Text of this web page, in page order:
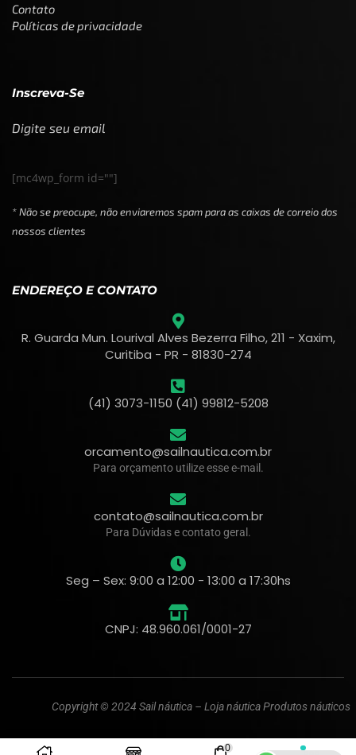
0
Contato
Políticas de privacidade
Inscreva-Se
Digite seu email
[mc4wp_form id=""]
* Não se preocupe, não enviaremos spam para as caixas de correio dos
nossos clientes
ENDEREÇO E CONTATO
R. Guarda Mun. Lourival Alves Bezerra Filho, 211 - Xaxim,
Curitiba - PR - 81830-274
(41) 3073-1150 (41) 99812-5208
orcamento@sailnautica.com.br
Para orçamento utilize esse e-mail.
contato@sailnautica.com.br
Para Dúvidas e contato geral.
Seg – Sex: 9:00 a 12:00 - 13:00 a 17:30hs
CNPJ: 48.960.061/0001-27
Copyright © 2024 Sail náutica – Loja náutica Produtos náuticos